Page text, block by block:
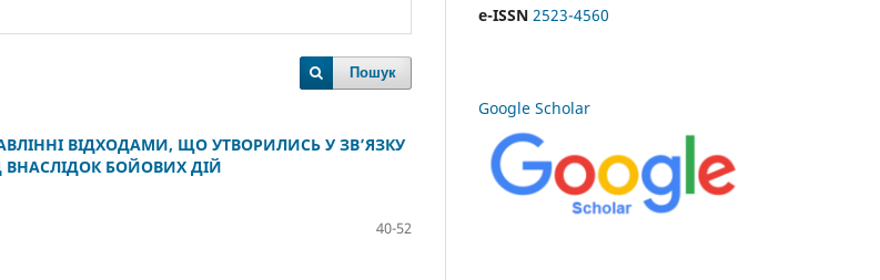
Пошук
ВІДХОДАМИ, ЩО УТВОРИЛИСЬ У ЗВ’ЯЗКУ
БОЙОВИХ ДІЙ
40-52
e-ISSN 2523-4560
Google Scholar